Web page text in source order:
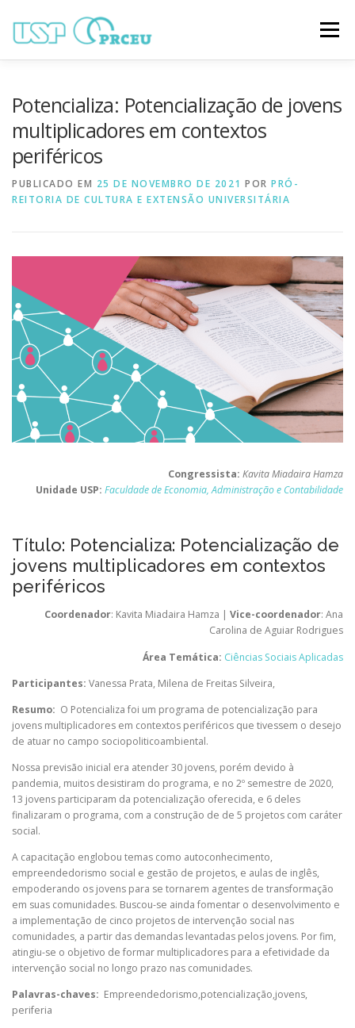
para
Menu
TRABALHOS ONLINE
Potencializa: Potencialização de jovens
multiplicadores em contextos
periféricos
PUBLICADO EM 25 DE NOVEMBRO DE 2021 POR PRÓ-
REITORIA DE CULTURA E EXTENSÃO UNIVERSITÁRIA
Congressista: Kavita Miadaira Hamza
Unidade USP: Faculdade de Economia, Administração e Contabilidade
Título: Potencializa: Potencialização de
jovens multiplicadores em contextos
periféricos
Coordenador: Kavita Miadaira Hamza | Vice-coordenador: Ana
Carolina de Aguiar Rodrigues
Área Temática: Ciências Sociais Aplicadas
Participantes: Vanessa Prata, Milena de Freitas Silveira,
Resumo: O Potencializa foi um programa de potencialização para
jovens multiplicadores em contextos periféricos que tivessem o desejo
de atuar no campo sociopoliticoambiental.
Nossa previsão inicial era atender 30 jovens, porém devido à
pandemia, muitos desistiram do programa, e no 2º semestre de 2020,
13 jovens participaram da potencialização oferecida, e 6 deles
finalizaram o programa, com a construção de de 5 projetos com caráter
social.
A capacitação englobou temas como autoconhecimento,
empreendedorismo social e gestão de projetos, e aulas de inglês,
empoderando os jovens para se tornarem agentes de transformação
em suas comunidades. Buscou-se ainda fomentar o desenvolvimento e
a implementação de cinco projetos de intervenção social nas
comunidades, a partir das demandas levantadas pelos jovens. Por fim,
atingiu-se o objetivo de formar multiplicadores para a efetividade da
intervenção social no longo prazo nas comunidades.
Palavras-chaves: Empreendedorismo,potencialização,jovens,
periferia